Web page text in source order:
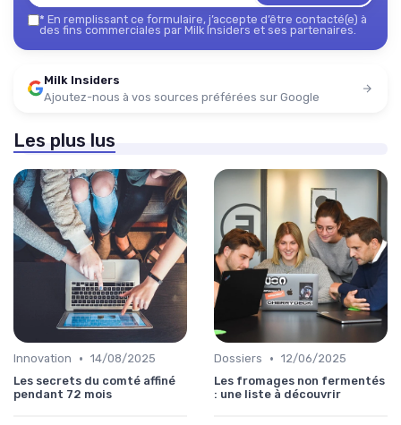
* En remplissant ce formulaire, j’accepte d’être contacté(e) à
des fins commerciales par Milk Insiders et ses partenaires.
Milk Insiders
Ajoutez-nous à vos sources préférées sur Google
Les plus lus
Innovation • 14/08/2025
Les secrets du comté affiné
pendant 72 mois
Dossiers • 12/06/2025
Les fromages non fermentés
: une liste à découvrir